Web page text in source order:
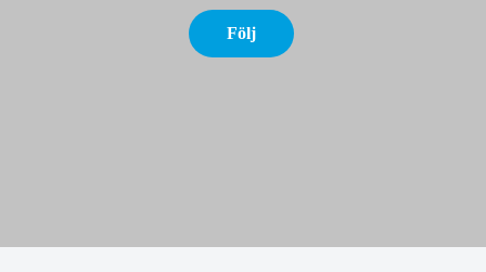
Följ